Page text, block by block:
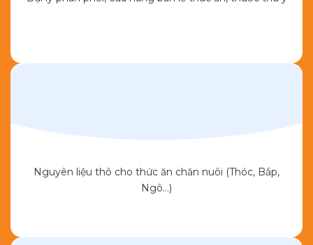
Nguyên liệu thô cho thức ăn chăn nuôi (Thóc, Bắp,
Ngô…)